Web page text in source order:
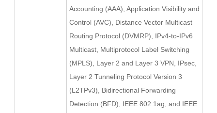
Accounting (AAA), Application Visibility and
Control (AVC), Distance Vector Multicast
Routing Protocol (DVMRP), IPv4-to-IPv6
Multicast, Multiprotocol Label Switching
(MPLS), Layer 2 and Layer 3 VPN, IPsec,
Layer 2 Tunneling Protocol Version 3
(L2TPv3), Bidirectional Forwarding
Detection (BFD), IEEE 802.1ag, and IEEE